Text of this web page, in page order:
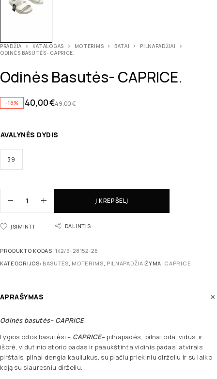
PRADŽIA KATALOGAS MOTERIMS BATAI
PILNAPADŽIAI
ODINĖS BASUTĖS- CAPRICE.
Odinės Basutės- CAPRICE.
-18% 49,00€
40,00€
AVALYNĖS DYDIS
39
Į KREPŠELĮ
ĮSIMINTI DALINTIS
PRODUKTO KODAS: 142/9-28152-26
KATEGORIJOS: BASUTĖS MOTERIMS PILNAPADŽIAIŽYMA: CAPRICE
APRAŠYMAS
Odinės basutės– CAPRICE.
Lygios odos basutėsi – CAPRICE– pilnapadės, pilnai oda, vidus ir
išorė, vidutinio storio padas ir paaukštinta vidinis padas, atvirais
pirštais, pilnai dengia kauliukus, su plačiu priekiniu dirželiu ir su laiko
koją su siauresniu dirželiu.